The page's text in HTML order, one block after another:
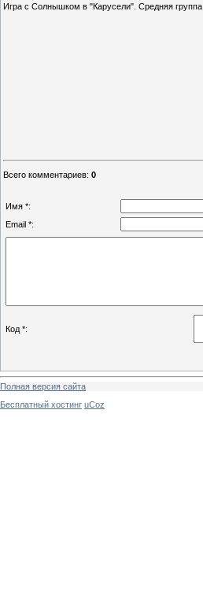
Игра с Солнышком в "Карусели". Средняя группа
Всего комментариев: 0
Имя *:
Email *:
Код *:
Полная версия сайта
Бесплатный хостинг uCoz